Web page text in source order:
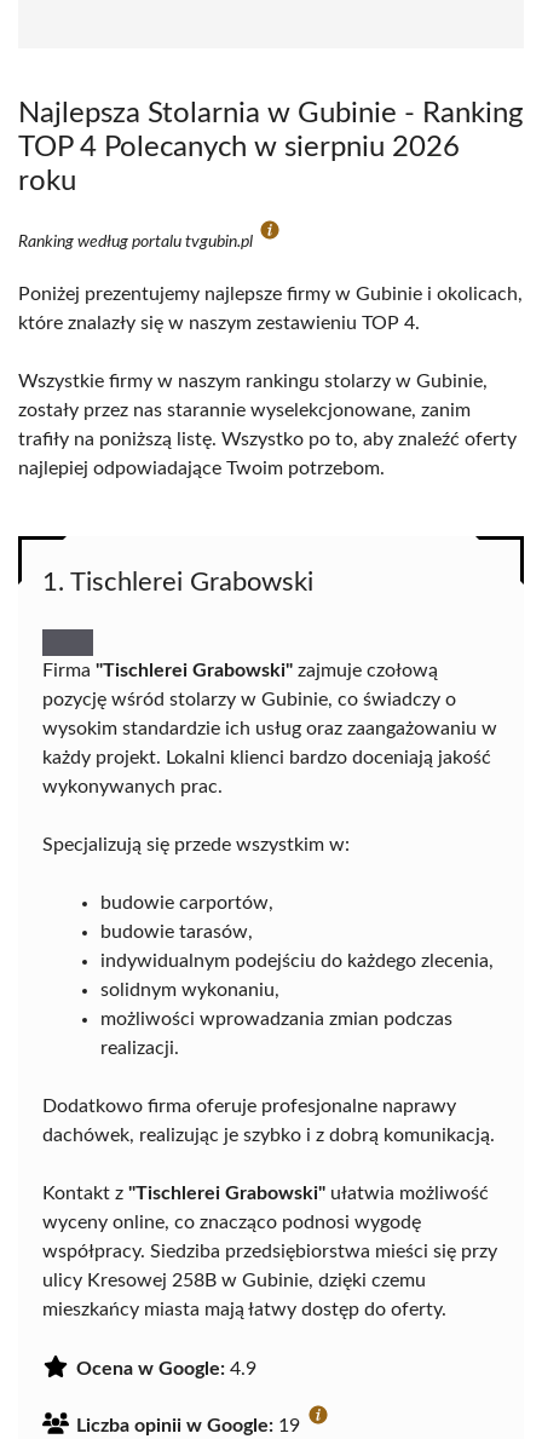
Najlepsza Stolarnia w Gubinie - Ranking
TOP 4 Polecanych w sierpniu 2026
roku
Ranking według portalu tvgubin.pl
Poniżej prezentujemy najlepsze firmy w Gubinie i okolicach,
które znalazły się w naszym zestawieniu TOP 4.
Wszystkie firmy w naszym rankingu stolarzy w Gubinie,
zostały przez nas starannie wyselekcjonowane, zanim
trafiły na poniższą listę. Wszystko po to, aby znaleźć oferty
najlepiej odpowiadające Twoim potrzebom.
1. Tischlerei Grabowski
Firma "Tischlerei Grabowski" zajmuje czołową
pozycję wśród stolarzy w Gubinie, co świadczy o
wysokim standardzie ich usług oraz zaangażowaniu w
każdy projekt. Lokalni klienci bardzo doceniają jakość
wykonywanych prac.
Specjalizują się przede wszystkim w:
budowie carportów,
budowie tarasów,
indywidualnym podejściu do każdego zlecenia,
solidnym wykonaniu,
możliwości wprowadzania zmian podczas
realizacji.
Dodatkowo firma oferuje profesjonalne naprawy
dachówek, realizując je szybko i z dobrą komunikacją.
Kontakt z "Tischlerei Grabowski" ułatwia możliwość
wyceny online, co znacząco podnosi wygodę
współpracy. Siedziba przedsiębiorstwa mieści się przy
ulicy Kresowej 258B w Gubinie, dzięki czemu
mieszkańcy miasta mają łatwy dostęp do oferty.
Ocena w Google: 4.9
Liczba opinii w Google: 19